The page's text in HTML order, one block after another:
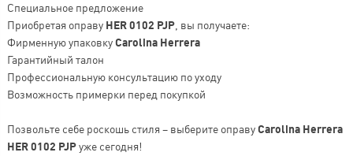
Специальное предложение
Приобретая оправу HER 0102 PJP, вы получаете:
Фирменную упаковкуCarolina Herrera
Гарантийный талон
Профессиональную консультацию по уходу
Возможность примерки перед покупкой
Позвольте себе роскошь стиля – выберите оправуCarolina Herrera
HER 0102 PJPуже сегодня!